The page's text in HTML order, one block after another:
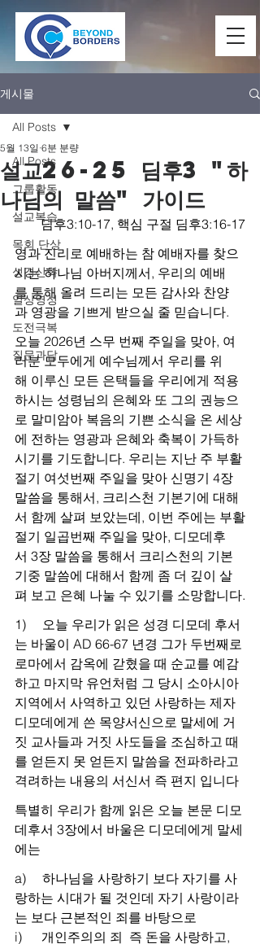
게시물
All Posts
그룹활동
설교복습
목회 단상
성경신학
일상영성
도전극복
질문과답
All Posts
설교26-25 딤후3 "하
나님의 말씀" 가이드
5월 13일 6분 분량
딤후3:10-17, 핵심 구절 딤후3:16-17
영과 진리로 예배하는 참 예배자를 찾으
시는 하나님 아버지께서, 우리의 예배
를 통해 올려 드리는 모든 감사와 찬양
과 영광을 기쁘게 받으실 줄 믿습니다.
오늘 2026년 스무 번째 주일을 맞아, 여
러분 모두에게 예수님께서 우리를 위
해 이루신 모든 은택들을 우리에게 적용
하시는 성령님의 은혜와 또 그의 권능으
로 말미암아 복음의 기쁜 소식을 온 세상
에 전하는 영광과 은혜와 축복이 가득하
시기를 기도합니다. 우리는 지난 주 부활
절기 여섯번째 주일을 맞아 신명기 4장
말씀을 통해서, 크리스천 기본기에 대해
서 함께 살펴 보았는데, 이번 주에는 부활
절기 일곱번째 주일을 맞아, 디모데후
서 3장 말씀을 통해서 크리스천의 기본
기중 말씀에 대해서 함께 좀 더 깊이 살
펴 보고 은혜 나눌 수 있기를 소망합니다.
1)     오늘 우리가 읽은 성경 디모데 후서
는 바울이 AD 66-67 년경 그가 두번째로
로마에서 감옥에 갇혔을 때 순교를 예감
하고 마지막 유언처럼 그 당시 소아시아
지역에서 사역하고 있던 사랑하는 제자
디모데에게 쓴 목양서신으로 말세에 거
짓 교사들과 거짓 사도들을 조심하고 때
를 얻든지 못 얻든지 말씀을 전파하라고
격려하는 내용의 서신서 즉 편지 입니다
특별히 우리가 함께 읽은 오늘 본문 디모
데후서 3장에서 바울은 디모데에게 말세
에는
a)     하나님을 사랑하기 보다 자기를 사
랑하는 시대가 될 것인데 자기 사랑이라
는 보다 근본적인 죄를 바탕으로
i)      개인주의의 죄  즉 돈을 사랑하고,